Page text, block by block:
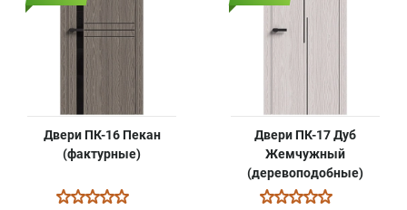
Двери ПК-16 Пекан
(фактурные)
Двери ПК-17 Дуб
Жемчужный
(деревоподобные)